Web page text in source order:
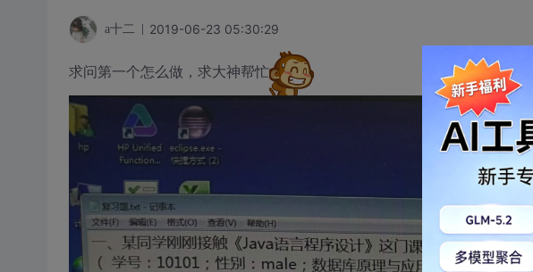
a十二 2019-06-23 05:30:29
求问第一个怎么做，求大神帮忙